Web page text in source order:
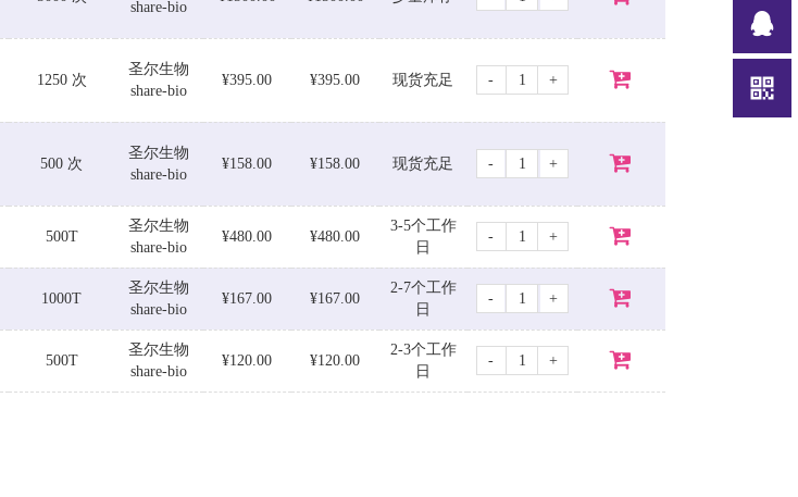
share-bio
1250 次
圣尔生物
share-bio
¥395.00 ¥395.00 现货充足 - +
500 次
圣尔生物
share-bio
¥158.00 ¥158.00 现货充足 - +
500T
圣尔生物
share-bio
¥480.00 ¥480.00
3-5个工作
日
- +
1000T
圣尔生物
share-bio
¥167.00 ¥167.00
2-7个工作
日
- +
500T
圣尔生物
share-bio
¥120.00 ¥120.00
2-3个工作
日
- +